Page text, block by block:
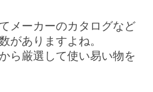
メーカーのカタログなど
がありますよね。
ら厳選して使い易い物を